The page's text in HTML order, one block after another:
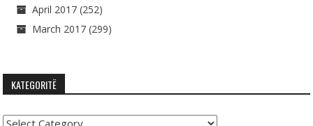
April 2017 (252)
March 2017 (299)
KATEGORITË
Kategoritë